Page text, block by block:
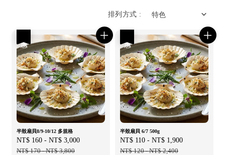
排列方式 :
半殼扇貝8/9-10/12 多規格
Sale
price
NT$ 160 - NT$ 3,000
NT$ 170-NT$ 3,800
半殼扇貝 6/7 500g
Sale
price
NT$ 110 - NT$ 1,900
NT$ 120-NT$ 2,400